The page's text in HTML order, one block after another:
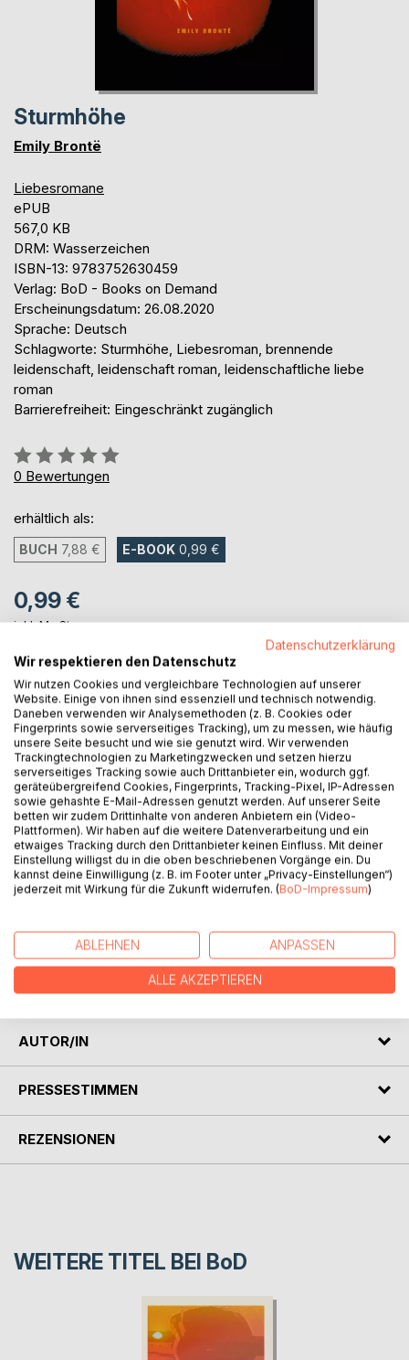
Sturmhöhe
Emily Brontë
Liebesromane
ePUB
567,0 KB
DRM: Wasserzeichen
ISBN-13: 9783752630459
Verlag: BoD - Books on Demand
Erscheinungsdatum: 26.08.2020
Sprache: Deutsch
Schlagworte: Sturmhöhe, Liebesroman, brennende
leidenschaft, leidenschaft roman, leidenschaftliche liebe
roman
Barrierefreiheit: Eingeschränkt zugänglich
Bewertung::
0%
0 Bewertungen
erhältlich als:
BUCH 7,88 € E-BOOK 0,99 €
0,99 €
inkl. MwSt.
IN DEN WARENKORB
Auf die Merkliste
Titel bewerten
Ein Klassiker der Weltliteratur: leidenschaftlich, fesselnd,
AUTOR/IN
PRESSESTIMMEN
REZENSIONEN
WEITERE TITEL BEI BoD
Datenschutzerklärung
Wir respektieren den Datenschutz
Wir nutzen Cookies und vergleichbare Technologien auf unserer
Website. Einige von ihnen sind essenziell und technisch notwendig.
Daneben verwenden wir Analysemethoden (z. B. Cookies oder
Fingerprints sowie serverseitiges Tracking), um zu messen, wie häufig
unsere Seite besucht und wie sie genutzt wird. Wir verwenden
Trackingtechnologien zu Marketingzwecken und setzen hierzu
serverseitiges Tracking sowie auch Drittanbieter ein, wodurch ggf.
geräteübergreifend Cookies, Fingerprints, Tracking-Pixel, IP-Adressen
sowie gehashte E-Mail-Adressen genutzt werden. Auf unserer Seite
betten wir zudem Drittinhalte von anderen Anbietern ein (Video-
Plattformen). Wir haben auf die weitere Datenverarbeitung und ein
etwaiges Tracking durch den Drittanbieter keinen Einfluss. Mit deiner
Einstellung willigst du in die oben beschriebenen Vorgänge ein. Du
kannst deine Einwilligung (z. B. im Footer unter „Privacy-Einstellungen“)
jederzeit mit Wirkung für die Zukunft widerrufen. (BoD-Impressum)
ABLEHNEN ANPASSEN
ALLE AKZEPTIEREN